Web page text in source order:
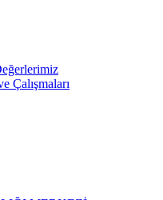
Çalışmaları